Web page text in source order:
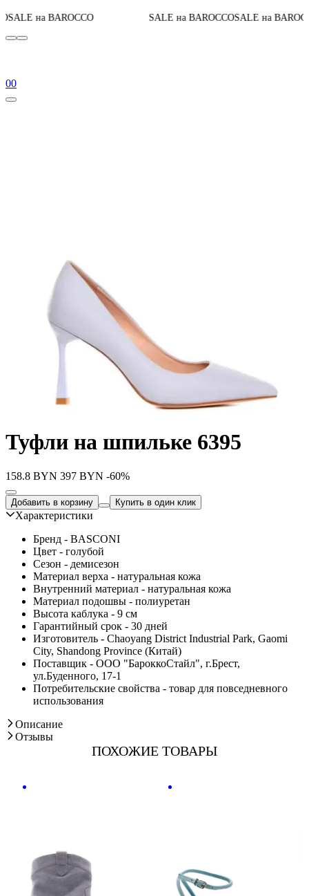
SALE на BAROCCOSALE на BAROCCOДо конца
00
Туфли на шпильке 6395
158.8 BYN 397 BYN -60%
Добавить в корзину Купить в один клик
Характеристики
Бренд - BASCONI
Цвет - голубой
Сезон - демисезон
Материал верха - натуральная кожа
Внутренний материал - натуральная кожа
Материал подошвы - полиуретан
Высота каблука - 9 см
Гарантийный срок - 30 дней
Изготовитель - Chaoyang District Industrial Park, Gaomi
City, Shandong Province (Китай)
Поставщик - ООО "БароккоСтайл", г.Брест,
ул.Буденного, 17-1
Потребительские свойства - товар для повседневного
использования
Описание
Отзывы
ПОХОЖИЕ ТОВАРЫ